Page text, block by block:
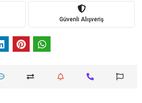
Güvenli Alışveriş